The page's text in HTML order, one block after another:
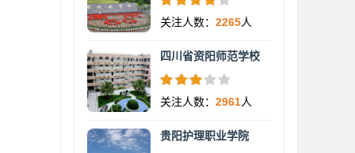
关注人数： 2265人
四川省资阳师范学校
关注人数： 2961人
贵阳护理职业学院